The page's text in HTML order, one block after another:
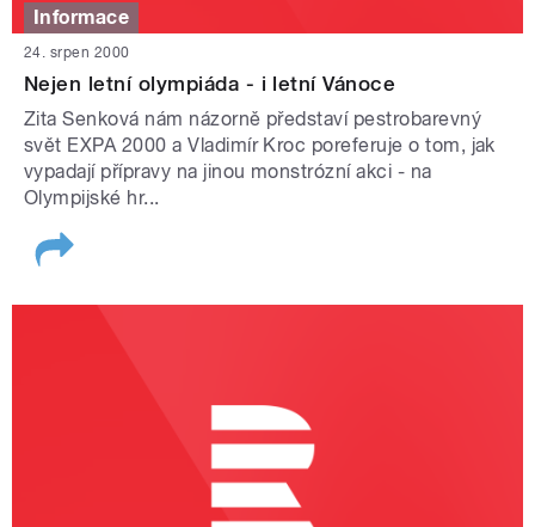
Informace
24. srpen 2000
Nejen letní olympiáda - i letní Vánoce
Zita Senková nám názorně představí pestrobarevný
svět EXPA 2000 a Vladimír Kroc poreferuje o tom, jak
vypadají přípravy na jinou monstrózní akci - na
Olympijské hr...